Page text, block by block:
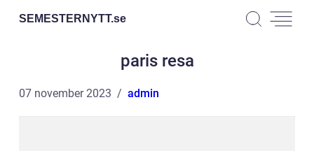
SEMESTERNYTT.se
paris resa
07 november 2023 admin